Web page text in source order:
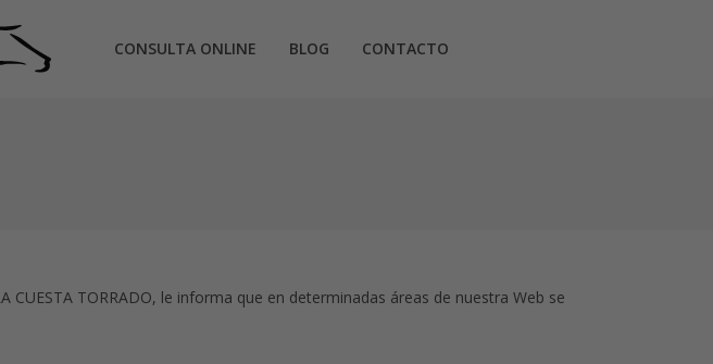
CONSULTA ONLINE BLOG CONTACTO
TORRADO, le informa que en determinadas áreas de nuestra Web se